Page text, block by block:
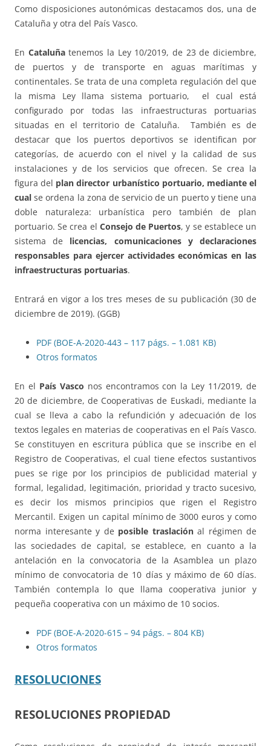
Como disposiciones autonómicas destacamos dos, una de
Cataluña y otra del País Vasco.
En Cataluñatenemos la Ley 10/2019, de 23 de diciembre,
de puertos y de transporte en aguas marítimas y
continentales. Se trata de una completa regulación del que
la misma Ley llama sistema portuario, el cual está
configurado por todas las infraestructuras portuarias
situadas en el territorio de Cataluña. También es de
destacar que los puertos deportivos se identifican por
categorías, de acuerdo con el nivel y la calidad de sus
instalaciones y de los servicios que ofrecen. Se crea la
figura del plan director urbanístico portuario, mediante el
cualse ordena la zona de servicio de un puerto y tiene una
doble naturaleza: urbanística pero también de plan
portuario. Se crea el Consejo de Puertos, y se establece un
sistema de licencias, comunicaciones y declaraciones
responsables para ejercer actividades económicas en las
infraestructuras portuarias.
Entrará en vigor a los tres meses de su publicación (30 de
diciembre de 2019). (GGB)
PDF (BOE-A-2020-443 – 117 págs. – 1.081 KB)
Otros formatos
En el País Vasco nos encontramos con la Ley 11/2019, de
20 de diciembre, de Cooperativas de Euskadi, mediante la
cual se lleva a cabo la refundición y adecuación de los
textos legales en materias de cooperativas en el País Vasco.
Se constituyen en escritura pública que se inscribe en el
Registro de Cooperativas, el cual tiene efectos sustantivos
pues se rige por los principios de publicidad material y
formal, legalidad, legitimación, prioridad y tracto sucesivo,
es decir los mismos principios que rigen el Registro
Mercantil. Exigen un capital mínimo de 3000 euros y como
norma interesante y de posible traslaciónal régimen de
las sociedades de capital, se establece, en cuanto a la
antelación en la convocatoria de la Asamblea un plazo
mínimo de convocatoria de 10 días y máximo de 60 días.
También contempla lo que llama cooperativa junior y
pequeña cooperativa con un máximo de 10 socios.
PDF (BOE-A-2020-615 – 94 págs. – 804 KB)
Otros formatos
RESOLUCIONES
RESOLUCIONES PROPIEDAD